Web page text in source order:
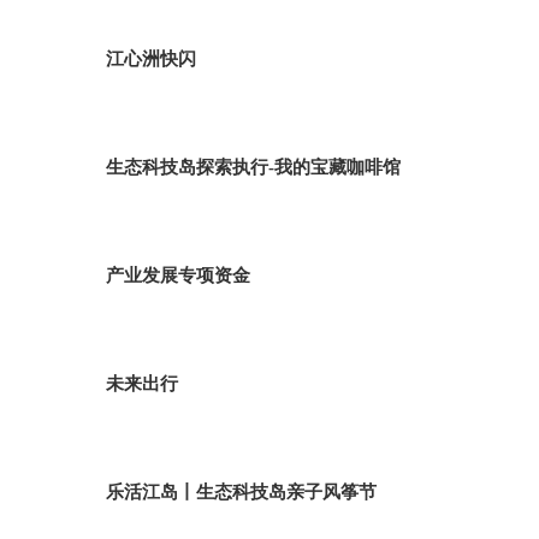
江心洲快闪
生态科技岛探索执行-我的宝藏咖啡馆
产业发展专项资金
未来出行
乐活江岛丨生态科技岛亲子风筝节